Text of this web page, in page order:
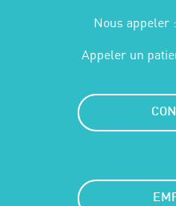
Nous appeler :
Appeler un